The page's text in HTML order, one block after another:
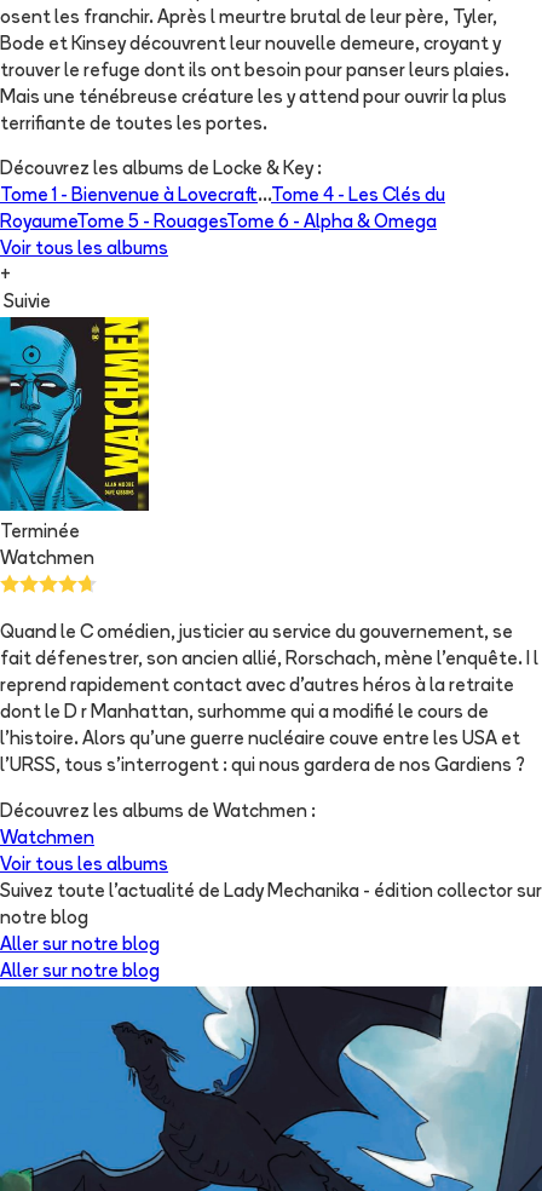
osent les franchir. Après l meurtre brutal de leur père, Tyler,
Bode et Kinsey découvrent leur nouvelle demeure, croyant y
trouver le refuge dont ils ont besoin pour panser leurs plaies.
Mais une ténébreuse créature les y attend pour ouvrir la plus
terrifiante de toutes les portes.
Découvrez les albums de Locke & Key:
Tome 1 - Bienvenue à Lovecraft...Tome 4 - Les Clés du
RoyaumeTome 5 - RouagesTome 6 - Alpha & Omega
Voir tous les albums
+
Suivie
Terminée
Watchmen
Quand le C omédien, justicier au service du gouvernement, se
fait défenestrer, son ancien allié, Rorschach, mène l'enquête. I l
reprend rapidement contact avec d'autres héros à la retraite
dont le D r Manhattan, surhomme qui a modifié le cours de
l'histoire. Alors qu'une guerre nucléaire couve entre les USA et
l'URSS, tous s'interrogent : qui nous gardera de nos Gardiens ?
Découvrez les albums de Watchmen :
Watchmen
Voir tous les albums
Suivez toute l'actualité de Lady Mechanika - édition collector sur
notre blog
Aller sur notre blog
Aller sur notre blog